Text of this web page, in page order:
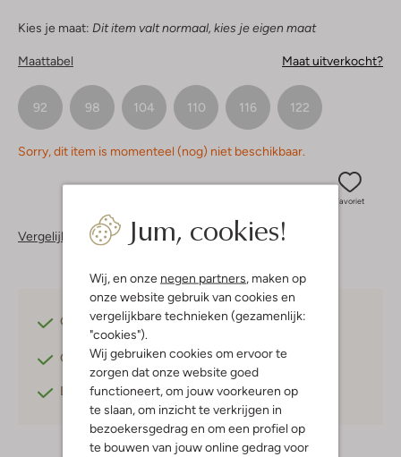
Jum, cookies!
Wij, en onze negen partners, maken op
onze website gebruik van cookies en
vergelijkbare technieken (gezamenlijk:
"cookies").
Wij gebruiken cookies om ervoor te
zorgen dat onze website goed
functioneert, om jouw voorkeuren op
te slaan, om inzicht te verkrijgen in
bezoekersgedrag en om een profiel op
te bouwen van jouw online gedrag voor
Kies je maat: Dit item valt normaal, kies je eigen maat
Maattabel Maat uitverkocht?
92 98 104 110 116 122
Sorry, dit item is momenteel (nog) niet beschikbaar.
Favoriet
Vergelijkbare items
Gratis verzendingvanaf €75,-
Gratis retournerenbinnen 30 dagen*
Betaal achterafmet Klarna